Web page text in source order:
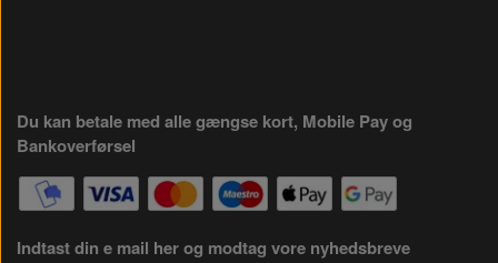
Du kan betale med alle gængse kort, Mobile Pay og
Bankoverførsel
Indtast din e mail her og modtag vore nyhedsbreve